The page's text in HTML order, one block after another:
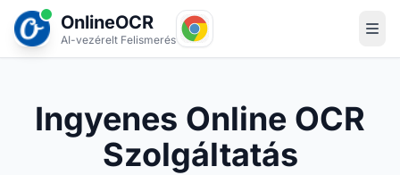
OnlineOCR
AI-vezérelt Felismerés
Ingyenes Online OCR
Szolgáltatás